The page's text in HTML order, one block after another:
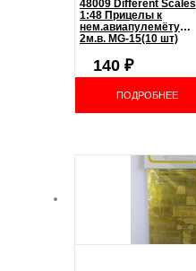
48009 Different Scales
1:48 Прицелы к
нем.авиапулемёту
2м.в. MG-15(10 шт)
140 ₽
ПОДРОБНЕЕ